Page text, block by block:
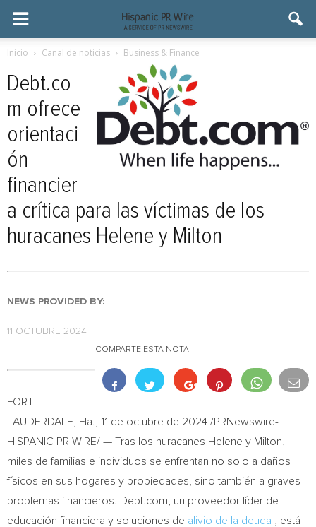
Inicio Canal de noticias Business & Finance
Debt.co
m ofrece
orientaci
ón
financier
a crítica para las víctimas de los
huracanes Helene y Milton
NEWS PROVIDED BY:
11 OCTUBRE 2024
COMPARTE ESTA NOTA
FORT
LAUDERDALE, Fla.
11 de octubre de 2024 /PRNewswire-
HISPANIC PR WIRE/ — Tras los huracanes Helene y Milton,
miles de familias e individuos se enfrentan no solo a daños
físicos en sus hogares y propiedades, sino también a graves
problemas financieros. Debt.com, un proveedor líder de
educación financiera y soluciones de alivio de la deuda
, está